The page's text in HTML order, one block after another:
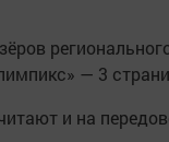
— 3
и на